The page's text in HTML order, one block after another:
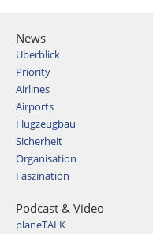
News
Überblick
Priority
Airlines
Airports
Flugzeugbau
Sicherheit
Organisation
Faszination
Podcast & Video
planeTALK